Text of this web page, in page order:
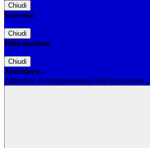
Chiudi
Successo
Chiudi
Informazione
Chiudi
Attendere...
Attendere il completamento dell'operazione...